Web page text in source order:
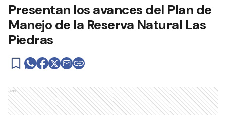
Presentan los avances del Plan de
Manejo de la Reserva Natural Las
Piedras
Ads